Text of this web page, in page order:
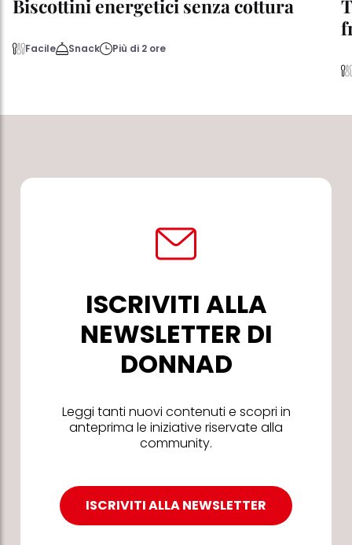
Biscottini energetici senza cottura
Facile Snack Più di 2 ore
ISCRIVITI ALLA
NEWSLETTER DI
DONNAD
Leggi tanti nuovi contenuti e scopri in
anteprima le iniziative riservate alla
community.
ISCRIVITI ALLA NEWSLETTER